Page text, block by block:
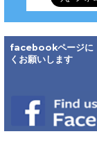
facebookページに
くお願いします